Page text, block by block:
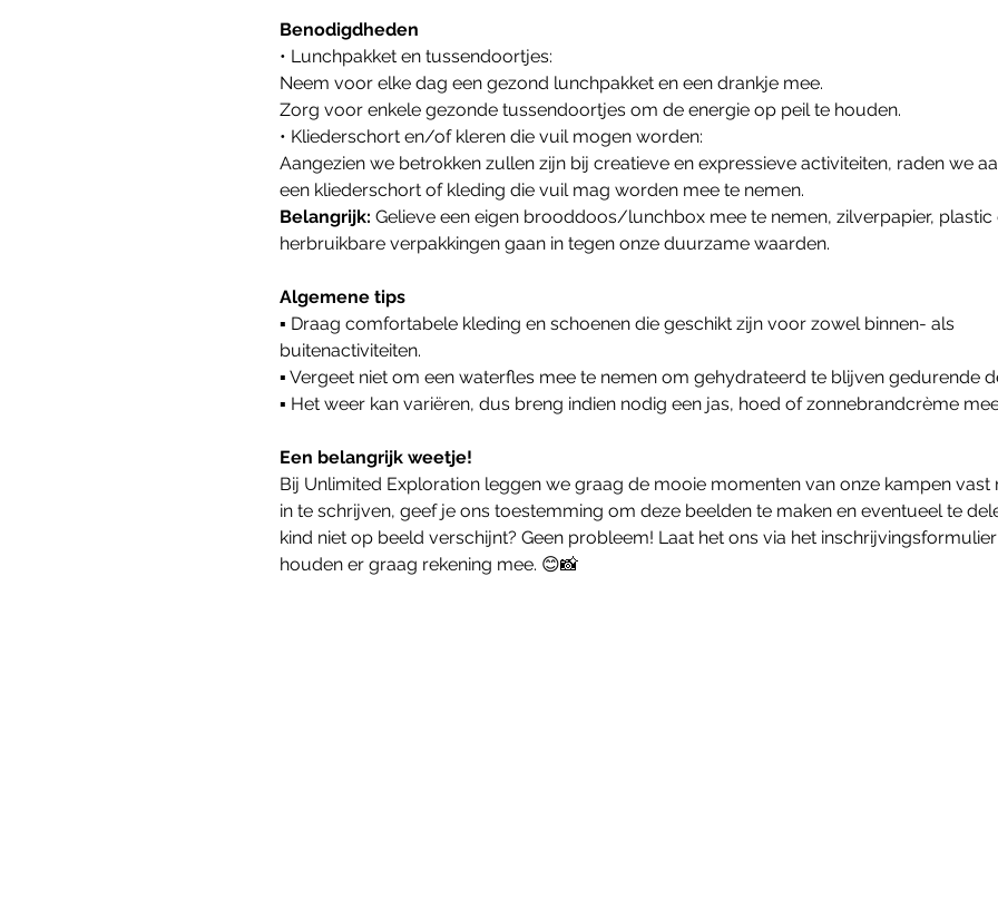
Benodigdheden
• Lunchpakket en tussendoortjes:
Neem voor elke dag een gezond lunchpakket en een drankje mee.
Zorg voor enkele gezonde tussendoortjes om de energie op peil te houden.
• Kliederschort en/of kleren die vuil mogen worden:
Aangezien we betrokken zullen zijn bij creatieve en expressieve activiteiten, raden we
een kliederschort of kleding die vuil mag worden mee te nemen.
Belangrijk: Gelieve een eigen brooddoos/lunchbox mee te nemen, zilverpapier,
herbruikbare verpakkingen gaan in tegen onze duurzame waarden.
Algemene tips
▪ Draag comfortabele kleding en schoenen die geschikt zijn voor zowel binnen- als
buitenactiviteiten.
▪ Vergeet niet om een waterfles mee te nemen om gehydrateerd te blijven gedurende
▪ Het weer kan variëren, dus breng indien nodig een jas, hoed of zonnebrandcrème
Een belangrijk weetje!
Bij Unlimited Exploration leggen we graag de mooie momenten van onze kampen
in te schrijven, geef je ons toestemming om deze beelden te maken en eventueel te
kind niet op beeld verschijnt? Geen probleem! Laat het ons via het
houden er graag rekening mee. 😊📸